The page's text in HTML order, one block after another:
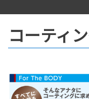
コーティ